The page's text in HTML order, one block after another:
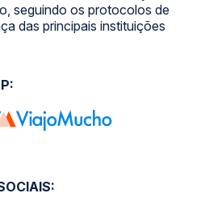
seguindo os protocolos de
das principais instituições